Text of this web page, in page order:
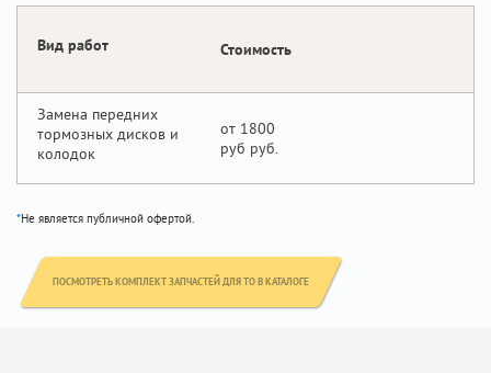
Вид работ Стоимость
Замена передних
тормозных дисков и
колодок
от 1800
руб
*Не является публичной офертой.
ПОСМОТРЕТЬ КОМПЛЕКТ ЗАПЧАСТЕЙ ДЛЯ ТО В КАТАЛОГЕ